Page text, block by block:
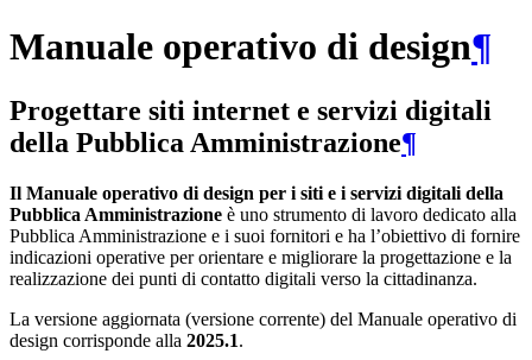
Manuale operativo di design¶
Progettare siti internet e servizi digitali
della Pubblica Amministrazione¶
Il Manuale operativo di design per i siti e i servizi digitali della
Pubblica Amministrazione è uno strumento di lavoro dedicato alla
Pubblica Amministrazione e i suoi fornitori e ha l’obiettivo di fornire
indicazioni operative per orientare e migliorare la progettazione e la
realizzazione dei punti di contatto digitali verso la cittadinanza.
La versione aggiornata (versione corrente) del Manuale operativo di
design corrisponde alla 2025.1.